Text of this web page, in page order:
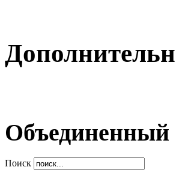
Объединенный
Поиск